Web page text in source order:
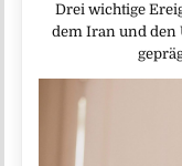
Drei wichtige
dem Iran und den